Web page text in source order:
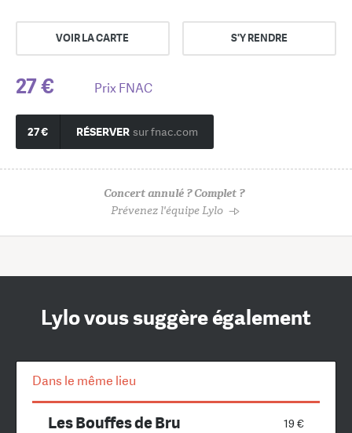
VOIR LA CARTE S'Y RENDRE
27 € Prix FNAC
27 € RÉSERVER sur fnac.com
Concert annulé ? Complet ?
Prévenez l'équipe Lylo
Lylo vous suggère également
Dans le même lieu
19 €
Les Bouffes de Bru